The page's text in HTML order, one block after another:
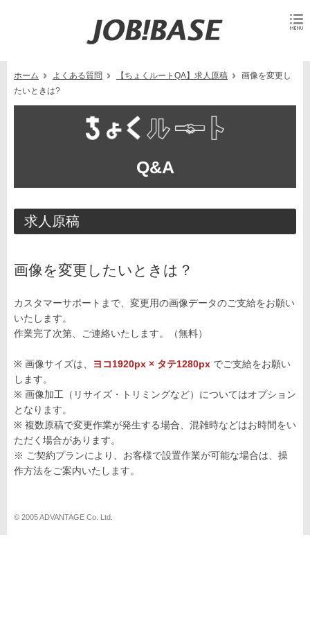
ホーム よくある質問 【ちょくルートQA】求人原稿
画像を変更し
たいときは?
Q&A
求人原稿
画像を変更したいときは？
カスタマーサポートまで、変更用の画像データのご支給をお願い
いたします。
作業完了次第、ご連絡いたします。（無料）
※ 画像サイズは、 ヨコ1920px × タテ1280px でご支給をお願い
します。
※ 画像加工（リサイズ・トリミングなど）についてはオプション
となります。
※ 複数原稿で変更作業が発生する場合、混雑時などはお時間をい
ただく場合があります。
※ ご契約プランにより、お客様で設置作業が可能な場合は、操
作方法をご案内いたします。
© 2005 ADVANTAGE Co. Ltd.